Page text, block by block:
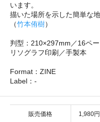
います。
描いた場所を示した簡単な地
（竹本侑樹）
判型：210×297mm／16ペ
リソグラフ印刷／手製本
Format：ZINE
Label：-
販売価格 1,980